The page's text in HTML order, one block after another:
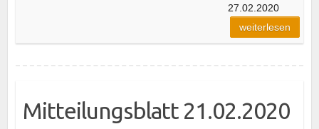
27.02.2020
weiterlesen
Mitteilungsblatt 21.02.2020